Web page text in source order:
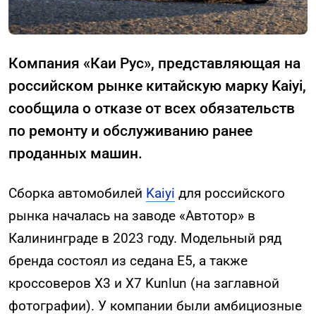
Компания «Каи Рус», представляющая на
российском рынке китайскую марку Kaiyi,
сообщила о отказе от всех обязательств
по ремонту и обслуживанию ранее
проданных машин.
Сборка автомобилей Kaiyi для российского
рынка началась на заводе «Автотор» в
Калининграде в 2023 году. Модельный ряд
бренда состоял из седана E5, а также
кроссоверов X3 и X7 Kunlun (на заглавной
фотографии). У компании были амбициозные